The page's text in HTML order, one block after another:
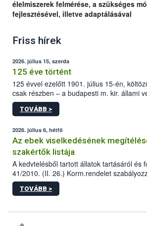
élelmiszerek felmérése, a szükséges
fejlesztésével, illetve adaptálásával
Friss hírek
2026. július 15, szerda
125 éve történt
125 évvel ezelőtt 1901. július 15-én,
csak részben – a budapesti m. kir. állami
állomás a Kis Rókus utca 15. szám alatti,
tervezett új épületébe.
TOVÁBB >
2026. július 6, hétfő
Az ebek viselkedésének
szakértők listája
A kedvtelésből tartott állatok tartásáról és
41/2010. (II. 26.) Korm.rendelet
sérülés, illetve ennek veszélye
hatósági feladatokat, valamint a veszélyes
vonni az ebek viselkedésének
TOVÁBB >